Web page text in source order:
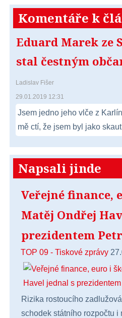
Komentáře k
Eduard Marek ze
stal čestným
Ladislav Fišer
29.01.2019 12:31
Jsem jedno jeho vlče z
mě ctí, že jsem byl jako
Napsali jinde
Veřejné finance,
Matěj Ondřej
prezidentem
TOP 09 - Tiskové zprávy
Rizika rostoucího
schodek státního rozpočtu i